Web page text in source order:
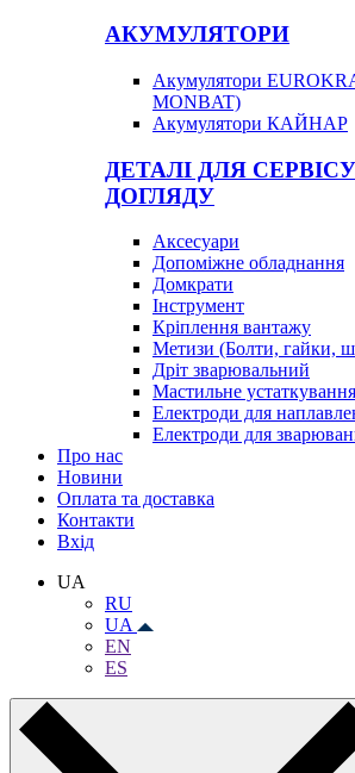
АКУМУЛЯТОРИ
Акумулятори
MONBAT)
Акумулятори КАЙНАР
ДЕТАЛІ ДЛЯ
ДОГЛЯДУ
Аксесуари
Допоміжне обладнання
Домкрати
Інструмент
Кріплення вантажу
Метизи (Болти, гайки,
Дріт зварювальний
Мастильне устаткування
Електроди для
Електроди для
Про нас
Новини
Оплата та доставка
Контакти
Вхiд
UA
RU
UA
EN
ES